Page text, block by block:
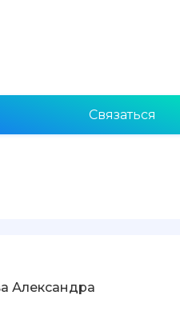
Связаться
Александра